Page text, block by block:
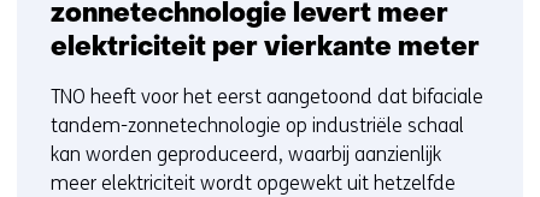
zonnetechnologie levert meer
elektriciteit per vierkante meter
TNO heeft voor het eerst aangetoond dat bifaciale
tandem-zonnetechnologie op industriële schaal
kan worden geproduceerd, waarbij aanzienlijk
meer elektriciteit wordt opgewekt uit hetzelfde